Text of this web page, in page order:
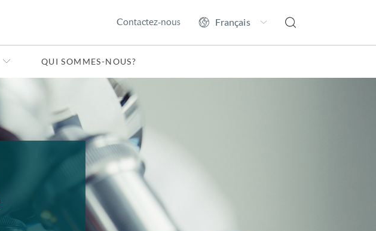
Contactez-nous
QUI SOMMES-NOUS?